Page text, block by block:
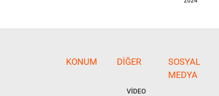
KONUM DIĞER
VİDEO
SOSYAL
MEDYA